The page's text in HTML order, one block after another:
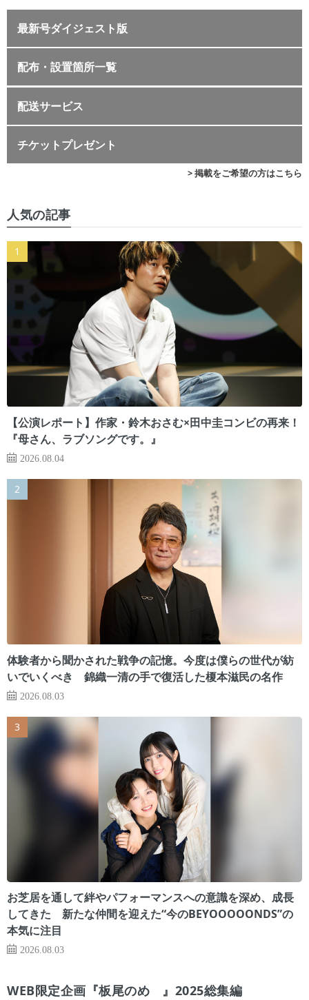
最新号ダイジェスト版
配布・設置箇所一覧
配送サービス
チケットプレゼント
> 掲載をご希望の方はこちら
人気の記事
【公演レポート】作家・鈴木おさむ×田中圭コンビの再来！
『母さん、ラブソングです。』
2026.08.04
体験者から聞かされた戦争の記憶。今度は僕らの世代が紡
いでいくべき 錦織一清の手で復活した榎本滋民の名作
2026.08.03
お芝居を通して絆やパフォーマンスへの意識を深め、成長
してきた 新たな仲間を迎えた“今のBEYOOOOONDS”の
本気に注目
2026.08.03
WEB限定企画『板尾のめ゙』2025総集編